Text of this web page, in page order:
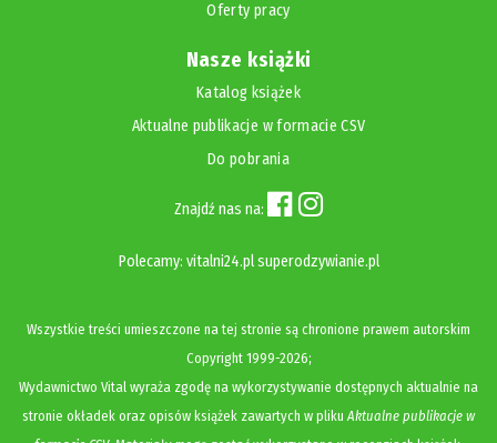
Oferty pracy
Nasze książki
Katalog książek
Aktualne publikacje w formacie CSV
Do pobrania
Znajdź nas na:
Polecamy: vitalni24.pl superodzywianie.pl
Wszystkie treści umieszczone na tej stronie są chronione prawem autorskim
Copyright1999-2026;
Wydawnictwo Vital wyraża zgodę na wykorzystywanie dostępnych aktualnie na
stronie okładek oraz opisów książek zawartych w plikuAktualne publikacje w